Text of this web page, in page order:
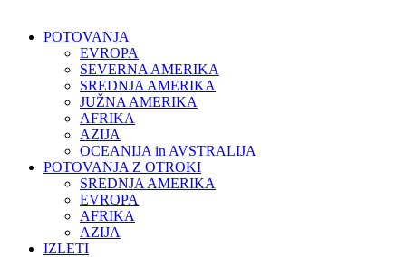
POTOVANJA
EVROPA
SEVERNA AMERIKA
SREDNJA AMERIKA
JUŽNA AMERIKA
AFRIKA
AZIJA
OCEANIJA in AVSTRALIJA
POTOVANJA Z OTROKI
SREDNJA AMERIKA
EVROPA
AFRIKA
AZIJA
IZLETI